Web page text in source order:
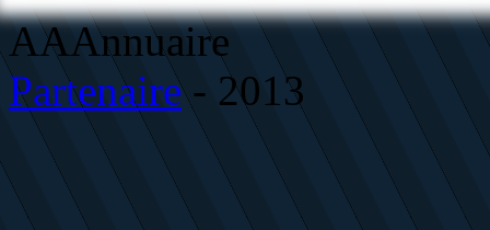
AAAnnuaire
Partenaire- 2013